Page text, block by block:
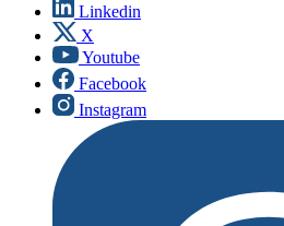
Linkedin
X
Youtube
Facebook
Instagram